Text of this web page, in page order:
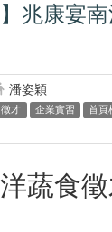
】兆康宴
潘姿穎
才 企業實習 首頁
蔬食